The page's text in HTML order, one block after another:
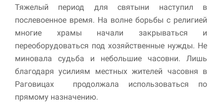
Тяжелый период для святыни наступил в
послевоенное время. На волне борьбы с религией
многие храмы начали закрываться и
переоборудоваться под хозяйственные нужды. Не
миновала судьба и небольшие часовни. Лишь
благодаря усилиям местных жителей часовня в
Раговицах продолжала использоваться по
прямому назначению.